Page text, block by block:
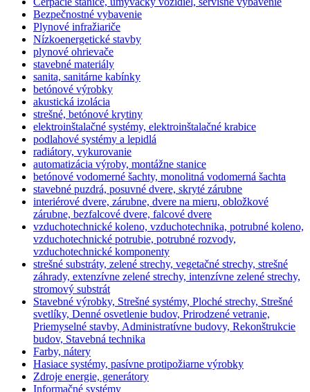
Bezpečnostné vybavenie
Plynové infražiariče
Nízkoenergetické stavby
plynové ohrievače
stavebné materiály
sanita, sanitárne kabínky
betónové výrobky
akustická izolácia
strešné, betónové krytiny
elektroinštalačné systémy, elektroinštalačné krabice
podlahové systémy a lepidlá
radiátory, vykurovanie
automatizácia výroby, montážne stanice
betónové vodomerné šachty, monolitná vodomerná šachta
stavebné puzdrá, posuvné dvere, skryté zárubne
interiérové dvere, zárubne, dvere na mieru, obložkové
zárubne, bezfalcové dvere, falcové dvere
vzduchotechnické koleno, vzduchotechnika, potrubné koleno,
vzduchotechnické potrubie, potrubné rozvody,
vzduchotechnické komponenty
strešné substráty, zelené strechy, vegetačné strechy, strešné
záhrady, extenzívne zelené strechy, intenzívne zelené strechy,
stromový substrát
Stavebné výrobky, Strešné systémy, Ploché strechy, Strešné
svetlíky, Denné osvetlenie budov, Prirodzené vetranie,
Priemyselné stavby, Administratívne budovy, Rekonštrukcie
budov, Stavebná technika
Farby, nátery
Hasiace systémy, pasívne protipožiarne výrobky
Zdroje energie, generátory
Informačné systémy